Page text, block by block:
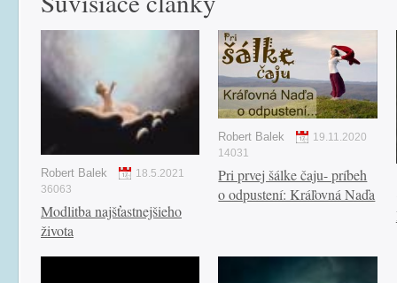
Robert Balek
18.5.2021
36063
Modlitba najšťastnejšieho
života
Robert Balek
19.11.2020
14031
Pri prvej šálke čaju- príbeh
o odpustení: Kráľovná Naďa